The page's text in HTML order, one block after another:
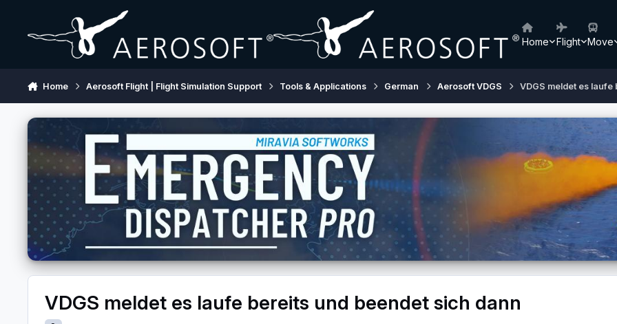
Home Flight Move
Home Aerosoft Flight | Flight Simulation Support Tools & Applications German Aerosoft VDGS VDGS meldet es
VDGS meldet es laufe bereits und beendet sich dann